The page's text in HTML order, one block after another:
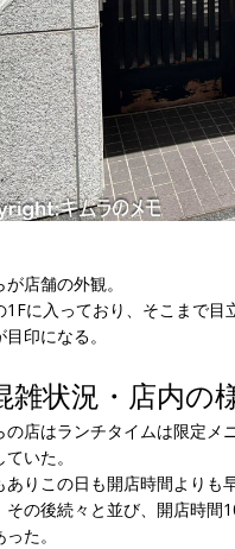
が店舗の外観。
1Fに入っており、そこまで
印になる。
雑状況・店内の
の店はランチタイムは限定メ
いた。
ありこの日も開店時間よりも
その後続々と並び、開店時間
た。